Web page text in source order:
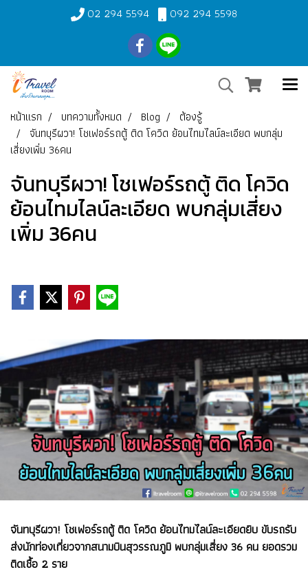
02 294 5594 092 294 5598
หน้าแรก บทความทั้งหมด Blog
ต้องรู้
จันทบุรีผวา! โชเฟอร์รถตู้ ติด โควิด ย้อนไทมไลน์ละเอียด พบกลุ่ม
เสี่ยงเพิ่ม 36คน
จันทบุรีผวา! โชเฟอร์รถตู้ ติด โควิด
ย้อนไทมไลน์ละเอียด พบกลุ่มเสี่ยง
เพิ่ม 36คน
จันทบุรีผวา! โชเฟอร์รถตู้ ติด โควิด ย้อนไทมไลน์ละเอียดยิบ ขับรถรับ
ส่งนักท่องเที่ยวจากสนามบินสุวรรณภูมิ พบกลุ่มเสี่ยง 36 คน ยอดรวม
ติดเชื้อ 2 ราย